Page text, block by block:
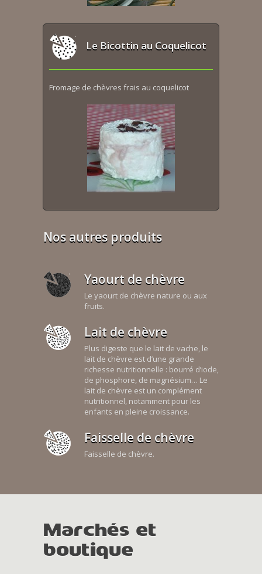
Le Bicottin au Coquelicot
Fromage de chèvres frais au coquelicot
Nos autres produits
Yaourt de chèvre
Le yaourt de chèvre nature ou aux
fruits.
Lait de chèvre
Plus digeste que le lait de vache, le
lait de chèvre est d’une grande
richesse nutritionnelle : bourré d’iode,
de phosphore, de magnésium… Le
lait de chèvre est un complément
nutritionnel, notamment pour les
enfants en pleine croissance.
Faisselle de chèvre
Faisselle de chèvre.
Marchés et
boutique